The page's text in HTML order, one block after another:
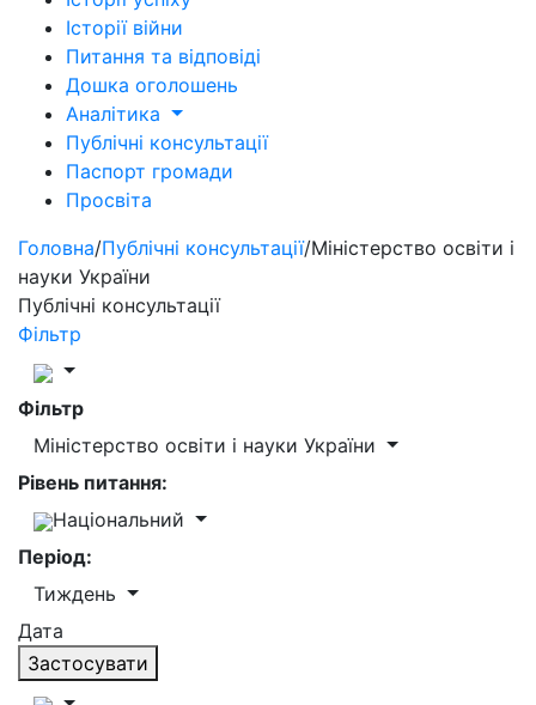
Історії війни
Питання та відповіді
Дошка оголошень
Аналітика
Публічні консультації
Паспорт громади
Просвіта
Головна/Публічні консультації/Міністерство освіти і
науки України
Публічні консультації
Фільтр
Фільтр
Міністерство освіти і науки України
Рівень питання:
Національний
Період:
Тиждень
Дата
Застосувати